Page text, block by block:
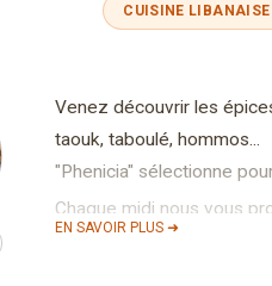
CUISINE LIBANAISE
EN SAVOIR PLUS ➜
Venez découvrir les
taouk, taboulé, hommos...
"Phenicia" sélectionne
Chaque midi nous vous